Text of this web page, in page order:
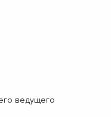
ведущего